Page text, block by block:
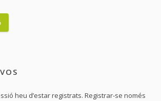
heu d’estar registrats. Registrar-se només